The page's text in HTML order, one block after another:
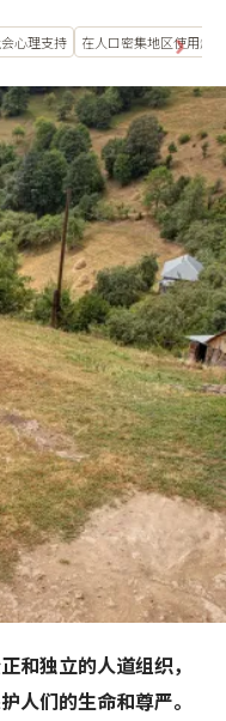
心理支持 在人口密集地区使用爆
和独立的人道组织，
人们的生命和尊严。